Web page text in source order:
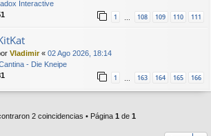
Interactive
1 108 109 110 111
Vladimir« 02 Ago 2026, 18:14
- Die Kneipe
1 163 164 165 166
2 coincidencias • Página 1 de 1